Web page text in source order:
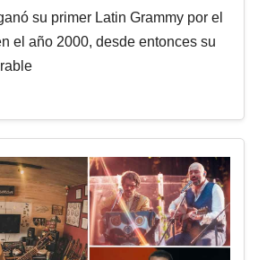
su primer Latin Grammy por el
el año 2000, desde entonces su